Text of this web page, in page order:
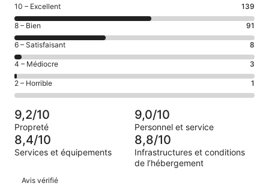
Note
des
voyageurs
de 10
(Excellent),
d’après 139 avis
sur 242.
10 – Excellent 139
Note
des
voyageurs
de 8
(Bien),
d’après 91 avis
sur 242.
8 – Bien 91
Note
des
voyageurs
de 6
(Satisfaisant),
sur 242.
6 – Satisfaisant 8
Note
des
voyageurs
de 4
(Médiocre),
d’après 3 avis
sur 242.
4 – Médiocre 3
Note
des
voyageurs
de 2
(Horrible),
d’après 1 avis
sur 242.
2 – Horrible 1
9,2/10
Propreté
9,0/10
Personnel et service
8,4/10
Services et équipements
8,8/10
Infrastructures et conditions
de l’hébergement
Avis
Avis vérifié